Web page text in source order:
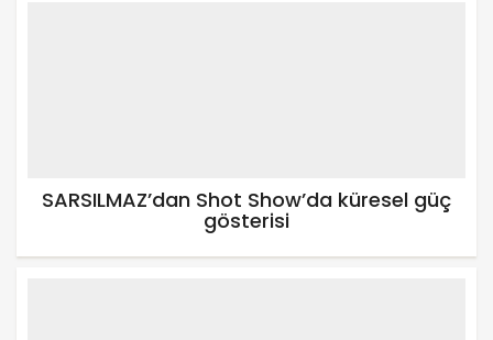
SARSILMAZ’dan Shot Show’da küresel güç
gösterisi